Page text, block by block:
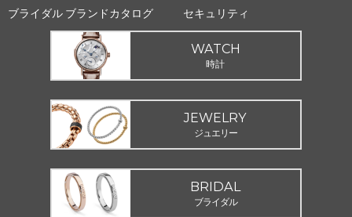
ブライダル ブランドカタログ
セキュリティ
WATCH
時計
JEWELRY
ジュエリー
BRIDAL
ブライダル